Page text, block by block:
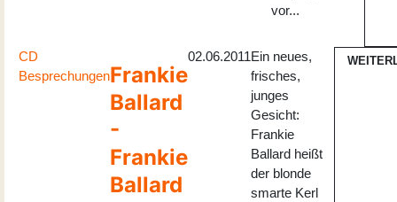
vor...
CD
BesprechungenFrankie
Ballard
-
Frankie
Ballard
02.06.2011Ein neues,
frisches,
junges
Gesicht:
Frankie
Ballard heißt
der blonde
smarte Kerl